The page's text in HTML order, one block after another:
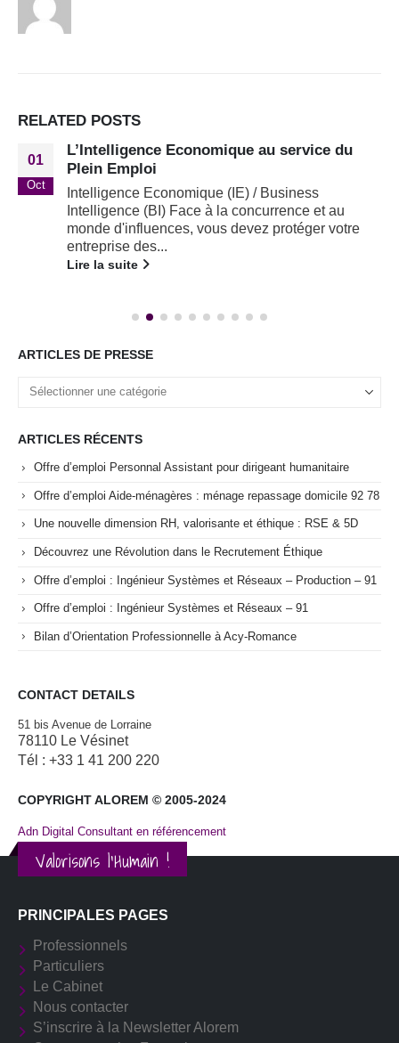
RELATED POSTS
01
Oct
L’Intelligence Economique au service du
Plein Emploi
Intelligence Economique (IE) / Business
Intelligence (BI) Face à la concurrence et au
monde d'influences, vous devez protéger votre
entreprise des...
Lire la suite
ARTICLES DE PRESSE
ARTICLES RÉCENTS
Offre d’emploi Personnal Assistant pour dirigeant humanitaire
Offre d’emploi Aide-ménagères : ménage repassage domicile 92 78
Une nouvelle dimension RH, valorisante et éthique : RSE & 5D
Découvrez une Révolution dans le Recrutement Éthique
Offre d’emploi : Ingénieur Systèmes et Réseaux – Production – 91
Offre d’emploi : Ingénieur Systèmes et Réseaux – 91
Bilan d’Orientation Professionnelle à Acy-Romance
CONTACT DETAILS
51 bis Avenue de Lorraine
78110 Le Vésinet
Tél : +33 1 41 200 220
COPYRIGHT ALOREM © 2005-2024
Adn Digital Consultant en référencement
Valorisons l'Humain !
PRINCIPALES PAGES
Professionnels
Particuliers
Le Cabinet
Nous contacter
S’inscrire à la Newsletter Alorem